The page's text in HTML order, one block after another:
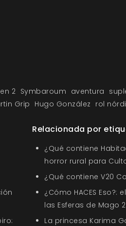
2 Symbaroum aventura
Grip Hugo González rol
Relacionada por
¿Qué contiene
horror rural para
¿Qué contiene V20
¿Cómo HACES
las Esferas de Mago
La princesa Karima